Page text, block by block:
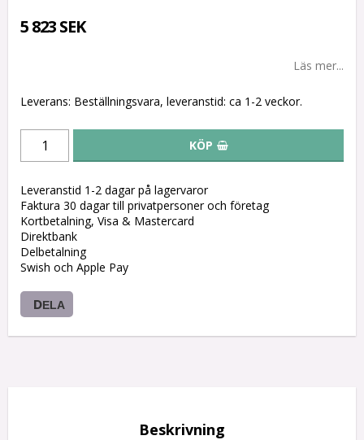
5 823 SEK
Läs mer...
Leverans: Beställningsvara, leveranstid: ca 1-2 veckor.
KÖP
Leveranstid 1-2 dagar på lagervaror
Faktura 30 dagar till privatpersoner och företag
Kortbetalning, Visa & Mastercard
Direktbank
Delbetalning
Swish och Apple Pay
DELA
Beskrivning